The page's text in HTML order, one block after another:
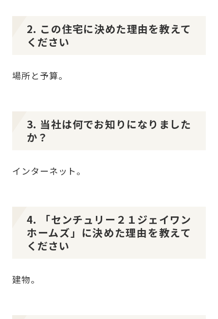
2. この住宅に決めた理由を教えて
ください
場所と予算。
3. 当社は何でお知りになりました
か？
インターネット。
4. 「センチュリー２１ジェイワン
ホームズ」に決めた理由を教えて
ください
建物。